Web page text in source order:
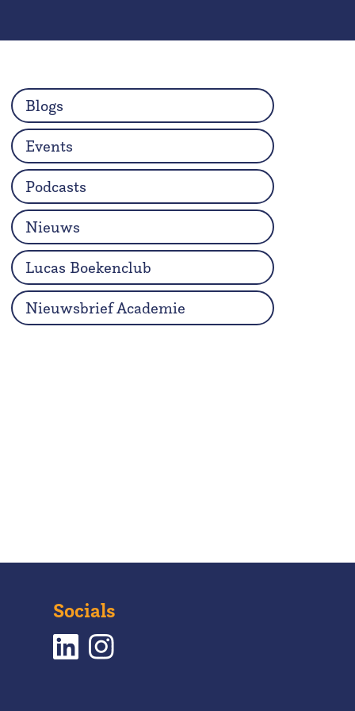
Blogs
Events
Podcasts
Nieuws
Lucas Boekenclub
Nieuwsbrief Academie
Socials